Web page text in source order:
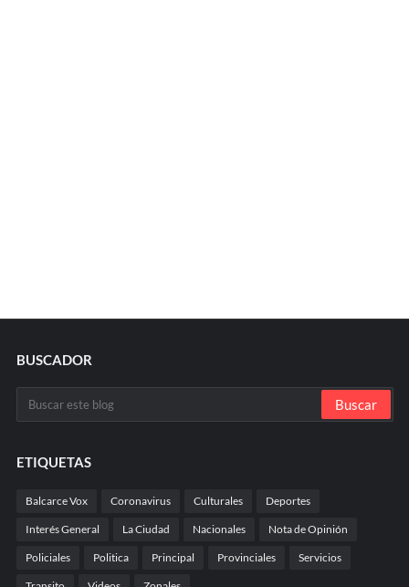
BUSCADOR
ETIQUETAS
Balcarce Vox Coronavirus Culturales Deportes
Interés General La Ciudad Nacionales Nota de Opinión
Policiales Politica Principal Provinciales Servicios